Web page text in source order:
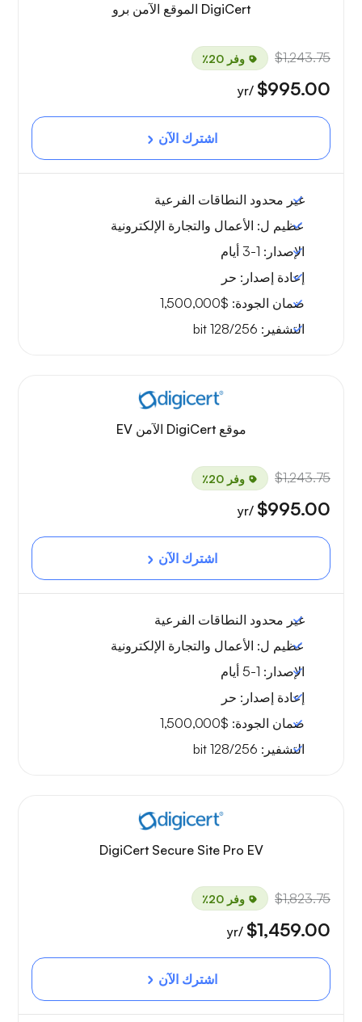
DigiCert الموقع الآمن برو
$1,243.75 وفر 20٪
$995.00
/yr
اشترك الآن
غير محدود النطاقات الفرعية
عظيم ل: الأعمال والتجارة الإلكترونية
الإصدار:
إعادة إصدار: حر
ضمان الجودة: $1,500,000
التشفير: 128/256 bit
موقع DigiCert الآمن EV
$1,243.75 وفر 20٪
$995.00
/yr
اشترك الآن
غير محدود النطاقات الفرعية
عظيم ل: الأعمال والتجارة الإلكترونية
الإصدار:
إعادة إصدار: حر
ضمان الجودة: $1,500,000
التشفير: 128/256 bit
DigiCert Secure Site Pro EV
$1,823.75 وفر 20٪
$1,459.00
/yr
اشترك الآن